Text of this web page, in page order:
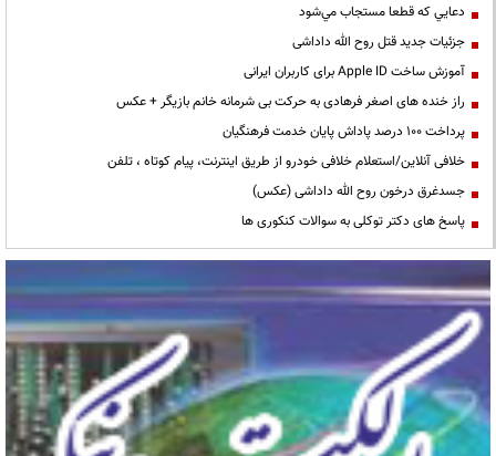
دعايي كه قطعا مستجاب مي‌شود
جزئیات جدید قتل روح الله داداشی
آموزش ساخت Apple ID برای کاربران ایرانی
راز خنده های اصغر فرهادی به حرکت بی شرمانه خانم بازیگر + عکس
پرداخت ۱۰۰ درصد پاداش پایان خدمت فرهنگیان
خلافی آنلاین/استعلام خلافی خودرو از طریق اینترنت، پیام کوتاه ، تلفن
جسدغرق درخون روح الله داداشی (عکس)
پاسخ های دکتر توکلی به سوالات کنکوری ها